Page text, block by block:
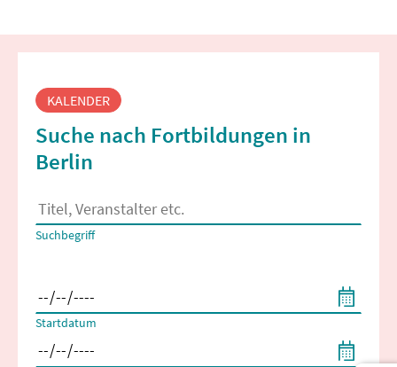
Fortbildungssuche
KALENDER
Suche nach Fortbildungen in
Berlin
Es erscheinen Suchvorschläge, wenn mindestens 2 Zeichen
Suchbegriff
Startdatum